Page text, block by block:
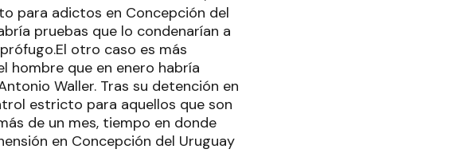
para adictos en Concepción del
pruebas que lo condenarían a
otro caso es más
hombre que en enero habría
Waller. Tras su detención en
estricto para aquellos que son
de un mes, tiempo en donde
en Concepción del Uruguay